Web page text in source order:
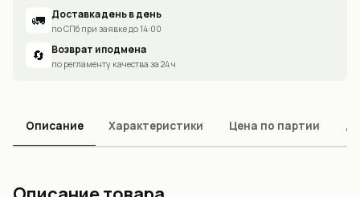
🚛 Доставка день в день
по СПб при заявке до 14:00
🔄 Возврат и подмена
по регламенту качества за 24 ч
Описание Характеристики Цена по партии